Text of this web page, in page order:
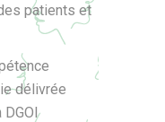
patients et
délivrée
DGOI